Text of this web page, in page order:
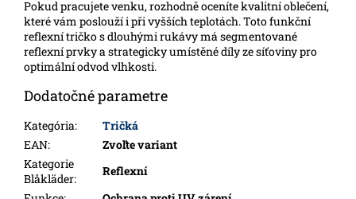
Pokud pracujete venku, rozhodně oceníte kvalitní oblečení,
které vám poslouží i při vyšších teplotách. Toto funkční
reflexní tričko s dlouhými rukávy má segmentované
reflexní prvky a strategicky umístěné díly ze síťoviny pro
optimální odvod vlhkosti.
Dodatočné parametre
Kategória:
Tričká
EAN:
Zvoľte variant
Kategorie
Blåkläder:
Reflexní